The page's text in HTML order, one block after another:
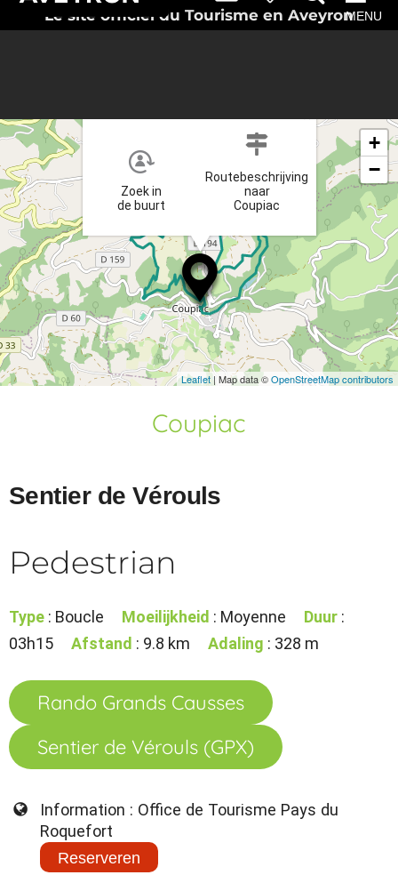
Le site officiel du Tourisme en AveyronMENU
Zoek in
de buurt
Routebeschrijving
naar
Coupiac
×
+
−
Leaflet | Map data ©OpenStreetMap contributors
Coupiac
Sentier de Vérouls
Pedestrian
Type : Boucle Moeilijkheid : Moyenne Duur :
03h15
Afstand : 9.8 km Adaling : 328 m
Rando Grands Causses
Sentier de Vérouls (GPX)
Information : Office de Tourisme Pays du
Roquefort
Reserveren